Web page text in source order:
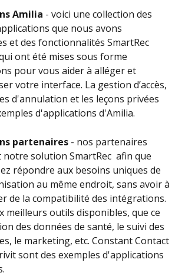
Amilia - voici une collection des
que nous avons
et des fonctionnalités SmartRec
ont été mises sous forme
pour vous aider à alléger et
votre interface. La gestion d’accès,
d'annulation et les leçons privées
d'applications d'Amilia.
partenaires - nos partenaires
solution SmartRec  afin que
répondre aux besoins uniques de
au même endroit, sans avoir à
de la compatibilité des intégrations.
meilleurs outils disponibles, que ce
des données de santé, le suivi des
le marketing, etc. Constant Contact
sont des exemples d'applications